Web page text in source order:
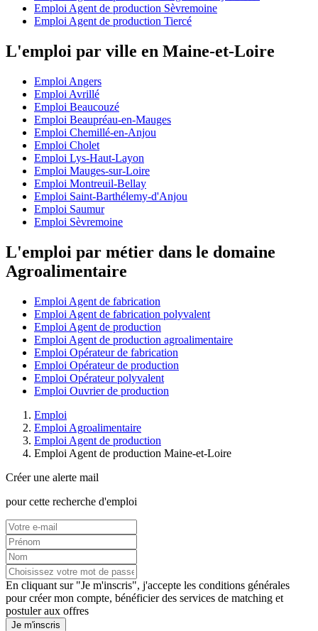
Emploi Agent de production Sèvremoine
Emploi Agent de production Tiercé
L'emploi par ville en Maine-et-Loire
Emploi Angers
Emploi Avrillé
Emploi Beaucouzé
Emploi Beaupréau-en-Mauges
Emploi Chemillé-en-Anjou
Emploi Cholet
Emploi Lys-Haut-Layon
Emploi Mauges-sur-Loire
Emploi Montreuil-Bellay
Emploi Saint-Barthélemy-d'Anjou
Emploi Saumur
Emploi Sèvremoine
L'emploi par métier dans le domaine
Agroalimentaire
Emploi Agent de fabrication
Emploi Agent de fabrication polyvalent
Emploi Agent de production
Emploi Agent de production agroalimentaire
Emploi Opérateur de fabrication
Emploi Opérateur de production
Emploi Opérateur polyvalent
Emploi Ouvrier de production
Emploi
Emploi Agroalimentaire
Emploi Agent de production
Emploi Agent de production Maine-et-Loire
Créer une alerte mail
pour cette recherche d'emploi
En cliquant sur "Je m'inscris", j'accepte les conditions générales
pour créer mon compte, bénéficier des services de matching et
postuler aux offres
Je m'inscris